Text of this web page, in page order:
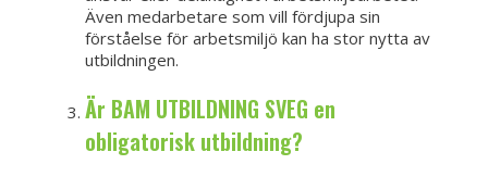
Även medarbetare som vill fördjupa sin
förståelse för arbetsmiljö kan ha stor nytta av
utbildningen.
Är BAM UTBILDNING SVEG en
obligatorisk utbildning?